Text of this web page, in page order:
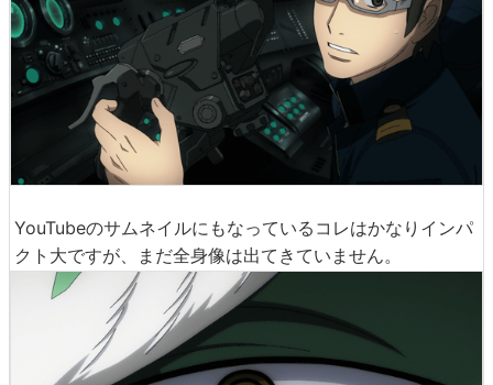
YouTubeのサムネイルにもなっているコレはかなりインパ
クト大ですが、まだ全身像は出てきていません。